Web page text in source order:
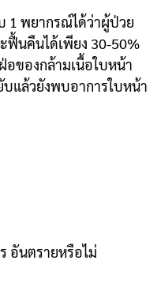
1 พยากรณ์ได้ว่าผู้ป่วย
ะฟื้นคืนได้เพียง 30-50%
ของกล้ามเนื้อใบหน้า
แล้วยังพบอาการใบหน้า
อันตรายหรือไม่